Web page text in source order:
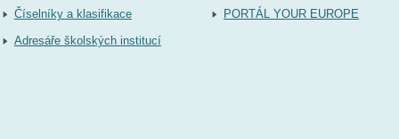
Číselníky a klasifikace
Adresáře školských institucí
PORTÁL YOUR EUROPE